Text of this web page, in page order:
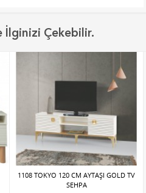
İlginizi Çekebilir.
1108 TOKYO 120 CM AYTAŞI GOLD TV
SEHPA